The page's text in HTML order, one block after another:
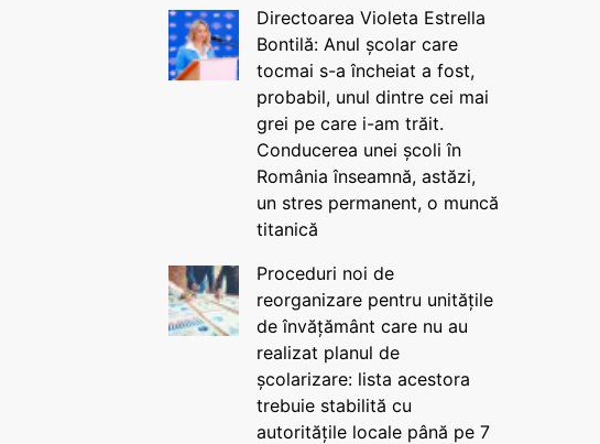
Directoarea Violeta Estrella
Bontilă: Anul școlar care
tocmai s-a încheiat a fost,
probabil, unul dintre cei mai
grei pe care i-am trăit.
Conducerea unei școli în
România înseamnă, astăzi,
un stres permanent, o muncă
titanică
Proceduri noi de
reorganizare pentru unitățile
de învățământ care nu au
realizat planul de
școlarizare: lista acestora
trebuie stabilită cu
autoritățile locale până pe 7